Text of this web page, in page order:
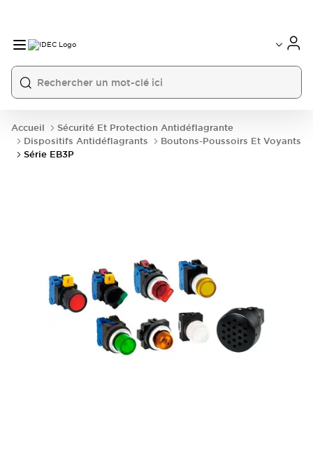
Accueil
Sécurité Et Protection Antidéflagrante
Dispositifs Antidéflagrants
Boutons-Poussoirs Et Voyants
Série EB3P